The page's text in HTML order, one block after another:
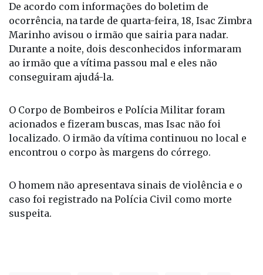
De acordo com informações do boletim de
ocorrência, na tarde de quarta-feira, 18, Isac Zimbra
Marinho avisou o irmão que sairia para nadar.
Durante a noite, dois desconhecidos informaram
ao irmão que a vítima passou mal e eles não
conseguiram ajudá-la.
O Corpo de Bombeiros e Polícia Militar foram
acionados e fizeram buscas, mas Isac não foi
localizado. O irmão da vítima continuou no local e
encontrou o corpo às margens do córrego.
O homem não apresentava sinais de violência e o
caso foi registrado na Polícia Civil como morte
suspeita.